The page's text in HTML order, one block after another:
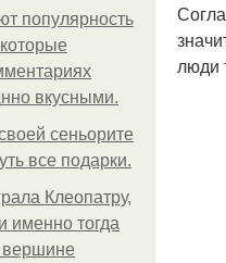
популярность
вкусными.
сеньорите
все подарки.
Клеопатру,
именно тогда
вершине
люди